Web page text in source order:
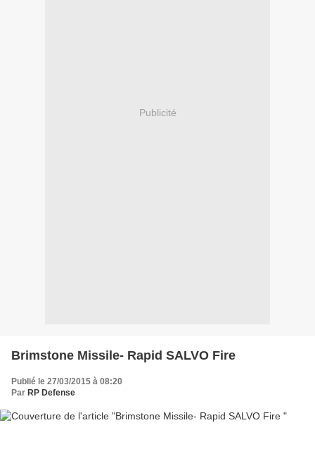
Publicité
Brimstone Missile- Rapid SALVO Fire
Publié le 27/03/2015 à 08:20
Par RP Defense